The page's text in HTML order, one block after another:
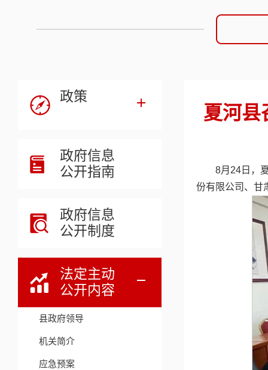
政策
政府信息
公开指南
政府信息
公开制度
法定主动
公开内容
县政府领导
机关简介
应急预案
夏河县
8月24日，
份有限公司、甘